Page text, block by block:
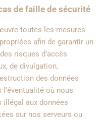
de faille de sécurité
toutes les mesures
afin de garantir un
risques d’accès
de divulgation,
des données
où nous
illégal aux données
sur nos serveurs ou